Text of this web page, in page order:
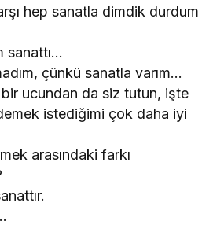
hep sanatla dimdik durdum
sanattı…
çünkü sanatla varım…
bir ucundan da siz tutun, işte
istediğimi çok daha iyi
arasındaki farkı